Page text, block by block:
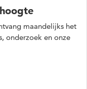
maandelijks het
onderzoek en onze